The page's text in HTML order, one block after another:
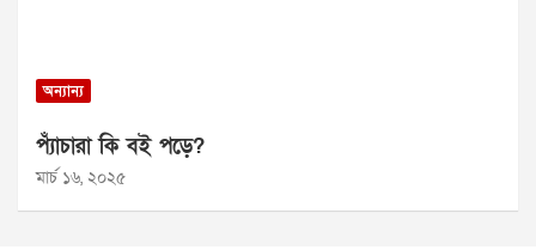
অন্যান্য
প্যাঁচারা কি বই পড়ে?
মার্চ ১৬, ২০২৫